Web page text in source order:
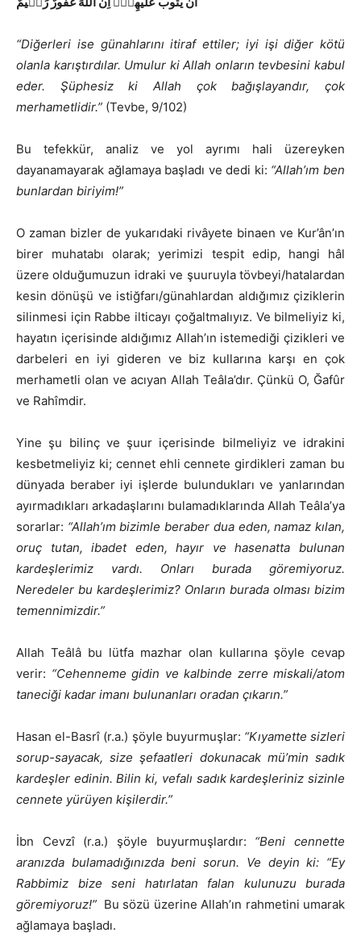
“Diğerleri ise günahlarını itiraf ettiler; iyi işi diğer kötü
olanla karıştırdılar. Umulur ki Allah onların tevbesini kabul
eder. Şüphesiz ki Allah çok bağışlayandır, çok
merhametlidir.” (Tevbe, 9/102)
Bu tefekkür, analiz ve yol ayrımı hali üzereyken
dayanamayarak ağlamaya başladı ve dedi ki: “Allah’ım ben
bunlardan biriyim!”
O zaman bizler de yukarıdaki rivâyete binaen ve Kur’ân’ın
birer muhatabı olarak; yerimizi tespit edip, hangi hâl
üzere olduğumuzun idraki ve şuuruyla tövbeyi/hatalardan
kesin dönüşü ve istiğfarı/günahlardan aldığımız çiziklerin
silinmesi için Rabbe ilticayı çoğaltmalıyız. Ve bilmeliyiz ki,
hayatın içerisinde aldığımız Allah’ın istemediği çizikleri ve
darbeleri en iyi gideren ve biz kullarına karşı en çok
merhametli olan ve acıyan Allah Teâla’dır. Çünkü O, Ğafûr
ve Rahîmdir.
Yine şu bilinç ve şuur içerisinde bilmeliyiz ve idrakini
kesbetmeliyiz ki; cennet ehli cennete girdikleri zaman bu
dünyada beraber iyi işlerde bulundukları ve yanlarından
ayırmadıkları arkadaşlarını bulamadıklarında Allah Teâla’ya
sorarlar: “Allah’ım bizimle beraber dua eden, namaz kılan,
oruç tutan, ibadet eden, hayır ve hasenatta bulunan
kardeşlerimiz vardı. Onları burada göremiyoruz.
Neredeler bu kardeşlerimiz? Onların burada olması bizim
temennimizdir.”
Allah Teâlâ bu lütfa mazhar olan kullarına şöyle cevap
verir: “Cehenneme gidin ve kalbinde zerre miskali/atom
taneciği kadar imanı bulunanları oradan çıkarın.”
Hasan el-Basrî (r.a.) şöyle buyurmuşlar: “Kıyamette sizleri
sorup-sayacak, size şefaatleri dokunacak mü’min sadık
kardeşler edinin. Bilin ki, vefalı sadık kardeşleriniz sizinle
cennete yürüyen kişilerdir.”
İbn Cevzî (r.a.) şöyle buyurmuşlardır: “Beni cennette
aranızda bulamadığınızda beni sorun. Ve deyin ki: “Ey
Rabbimiz bize seni hatırlatan falan kulunuzu burada
göremiyoruz!” Bu sözü üzerine Allah’ın rahmetini umarak
ağlamaya başladı.